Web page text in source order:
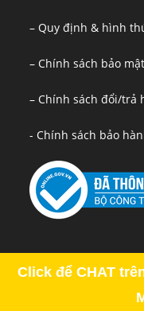
– Quy định & hình
– Chính sách bảo
– Chính sách đổi/trả
- Chính sách bảo
Copyright -
Click để CHAT